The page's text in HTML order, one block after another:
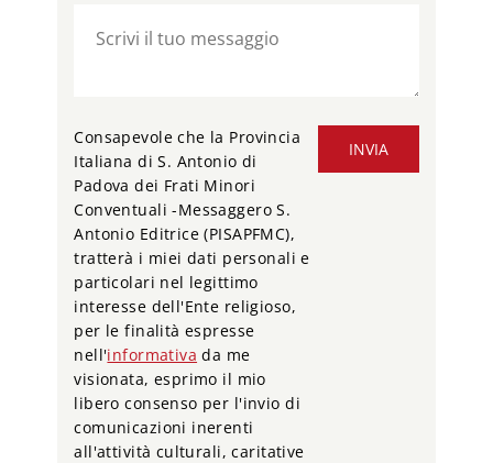
INVIA
Consapevole che la Provincia
Italiana di S. Antonio di
Padova dei Frati Minori
Conventuali -Messaggero S.
Antonio Editrice (PISAPFMC),
tratterà i miei dati personali e
particolari nel legittimo
interesse dell'Ente religioso,
per le finalità espresse
nell'informativa da me
visionata, esprimo il mio
libero consenso per l'invio di
comunicazioni inerenti
all'attività culturali, caritative